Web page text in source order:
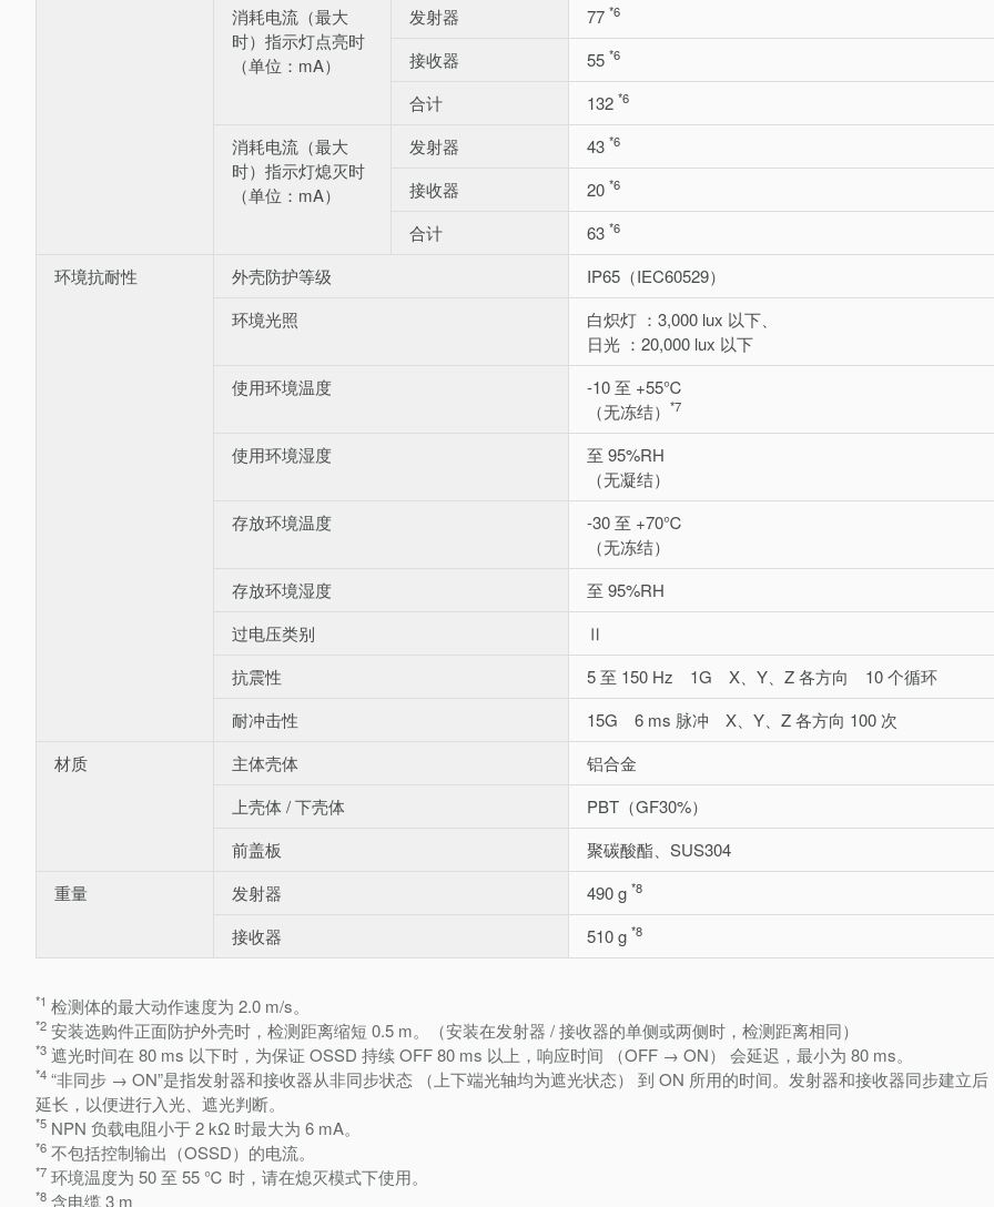
消耗电流（最大
时）指示灯点亮时
（单位：mA）
发射器 77 *6
接收器 55 *6
合计 132 *6
消耗电流（最大
时）指示灯熄灭时
（单位：mA）
发射器 43 *6
接收器 20 *6
合计 63 *6
环境抗耐性 外壳防护等级
IP65（IEC60529）
环境光照
白炽灯 ：3,000 lux 以下、
日光 ：20,000 lux 以下
使用环境温度
-10 至 +55℃
（无冻结） *7
使用环境湿度
至 95%RH
（无凝结）
存放环境温度
-30 至 +70℃
（无冻结）
存放环境湿度
至 95%RH
过电压类别
Ⅱ
抗震性
5 至 150 Hz 1G X、Y、Z 各方向 10 个循环
耐冲击性
15G 6 ms 脉冲 X、Y、Z 各方向 100 次
材质
主体壳体
铝合金
上壳体 / 下壳体
PBT（GF30%）
前盖板
聚碳酸酯、SUS304
重量
发射器 490 g *8
接收器 510 g *8
*1 检测体的最大动作速度为 2.0 m/s。
*2 安装选购件正面防护外壳时，检测距离缩短 0.5 m。（安装在发射器 / 接收器的单侧或两侧时，检测距离相同）
*3 遮光时间在 80 ms 以下时，为保证 OSSD 持续 OFF 80 ms 以上，响应时间 （OFF → ON） 会延迟，最小为 80 ms。
*4 “非同步 → ON”是指发射器和接收器从非同步状态 （上下端光轴均为遮光状态） 到 ON 所用的时间。发射器和接收器同步建立后
延长，以便进行入光、遮光判断。
*5 NPN 负载电阻小于 2 kΩ 时最大为 6 mA。
*6 不包括控制输出（OSSD）的电流。
*7 环境温度为 50 至 55 ℃ 时，请在熄灭模式下使用。
*8 含电缆 3 m